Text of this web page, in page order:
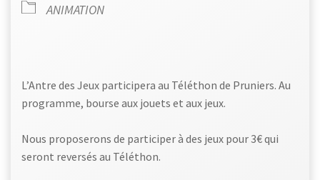
ANIMATION
L’Antre des Jeux participera au Téléthon de Pruniers. Au
programme, bourse aux jouets et aux jeux.
Nous proposerons de participer à des jeux pour3€ qui
seront reversés au Téléthon.